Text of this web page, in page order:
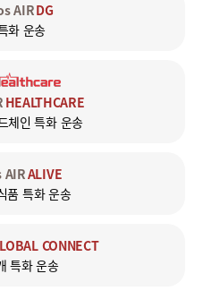
AIRDG
화 운송
HEALTHCARE
체인 특화 운송
AIRALIVE
품 특화 운송
CONNECT
특화 운송